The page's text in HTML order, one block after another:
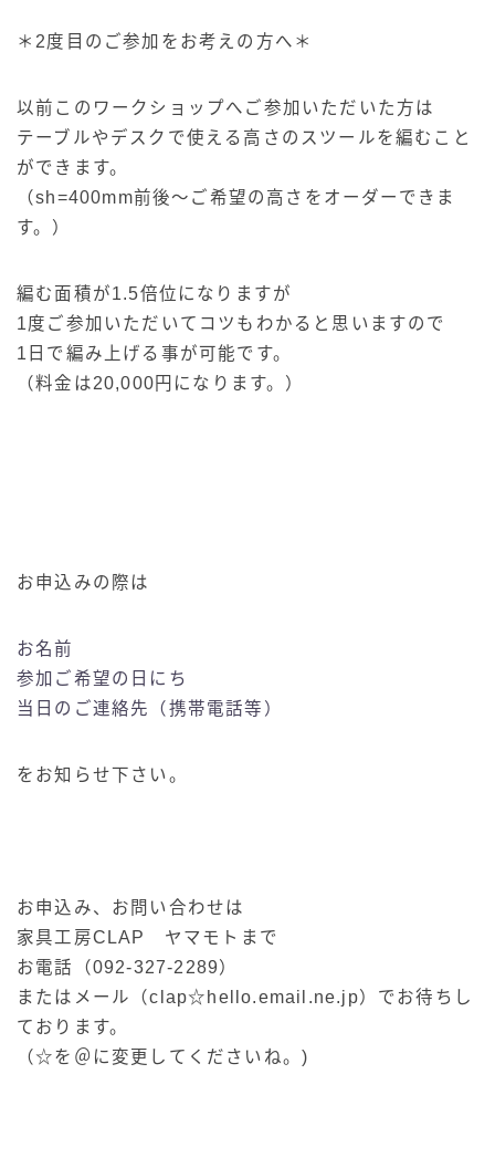
＊2度目のご参加をお考えの方へ＊
以前このワークショップへご参加いただいた方は
テーブルやデスクで使える高さのスツールを編むこと
ができます。
（sh=400mm前後〜ご希望の高さをオーダーできま
す。）
編む面積が1.5倍位になりますが
1度ご参加いただいてコツもわかると思いますので
1日で編み上げる事が可能です。
（料金は20,000円になります。）
お申込みの際は
お名前
参加ご希望の日にち
当日のご連絡先（携帯電話等）
をお知らせ下さい。
お申込み、お問い合わせは
家具工房CLAP ヤマモトまで
お電話（092-327-2289）
またはメール（clap☆hello.email.ne.jp）でお待ちし
ております。
（☆を＠に変更してくださいね。)